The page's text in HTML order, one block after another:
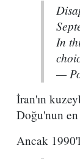
In
—
İran'ın
Doğu'nun
Ancak